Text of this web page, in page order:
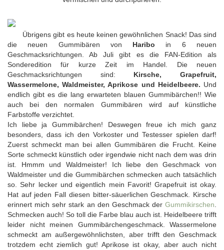
Übrigens gibt es heute keinen gewöhnlichen Snack! Das sind
die neuen Gummibären von Haribo in 6 neuen
Geschmacksrichtungen. Ab Juli gibt es die FAN-Edition als
Sonderedition für kurze Zeit im Handel. Die neuen
Geschmacksrichtungen sind: Kirsche, Grapefruit,
Wassermelone, Waldmeister, Aprikose und Heidelbeere. Und
endlich gibt es die lang erwarteten blauen Gummibärchen!! Wie
auch bei den normalen Gummibären wird auf künstliche
Farbstoffe verzichtet.
Ich liebe ja Gummibärchen! Deswegen freue ich mich ganz
besonders, dass ich den Vorkoster und Testesser spielen darf!
Zuerst schmeckt man bei allen Gummibären die Frucht. Keine
Sorte schmeckt künstlich oder irgendwie nicht nach dem was drin
ist. Hmmm und Waldmeister! Ich liebe den Geschmack von
Waldmeister und die Gummibärchen schmecken auch tatsächlich
so. Sehr lecker und eigentlich mein Favorit! Grapefruit ist okay.
Hat auf jeden Fall diesen bitter-säuerlichen Geschmack. Kirsche
erinnert mich sehr stark an den Geschmack der Gummikirschen.
Schmecken auch! So toll die Farbe blau auch ist. Heidelbeere trifft
leider nicht meinen Gummibärchengeschmack. Wassermelone
schmeckt am außergewöhnlichsten, aber trifft den Geschmack
trotzdem echt ziemlich gut! Aprikose ist okay, aber auch nicht